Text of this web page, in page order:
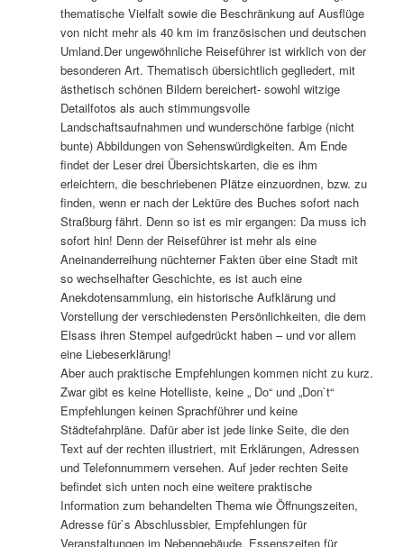
thematische Vielfalt sowie die Beschränkung auf Ausflüge
von nicht mehr als 40 km im französischen und deutschen
Umland.Der ungewöhnliche Reiseführer ist wirklich von der
besonderen Art. Thematisch übersichtlich gegliedert, mit
ästhetisch schönen Bildern bereichert- sowohl witzige
Detailfotos als auch stimmungsvolle
Landschaftsaufnahmen und wunderschöne farbige (nicht
bunte) Abbildungen von Sehenswürdigkeiten. Am Ende
findet der Leser drei Übersichtskarten, die es ihm
erleichtern, die beschriebenen Plätze einzuordnen, bzw. zu
finden, wenn er nach der Lektüre des Buches sofort nach
Straßburg fährt. Denn so ist es mir ergangen: Da muss ich
sofort hin! Denn der Reiseführer ist mehr als eine
Aneinanderreihung nüchterner Fakten über eine Stadt mit
so wechselhafter Geschichte, es ist auch eine
Anekdotensammlung, ein historische Aufklärung und
Vorstellung der verschiedensten Persönlichkeiten, die dem
Elsass ihren Stempel aufgedrückt haben – und vor allem
eine Liebeserklärung!
Aber auch praktische Empfehlungen kommen nicht zu kurz.
Zwar gibt es keine Hotelliste, keine „ Do“ und „Don`t“
Empfehlungen keinen Sprachführer und keine
Städtefahrpläne. Dafür aber ist jede linke Seite, die den
Text auf der rechten illustriert, mit Erklärungen, Adressen
und Telefonnummern versehen. Auf jeder rechten Seite
befindet sich unten noch eine weitere praktische
Information zum behandelten Thema wie Öffnungszeiten,
Adresse für`s Abschlussbier, Empfehlungen für
Veranstaltungen im Nebengebäude, Essenszeiten für